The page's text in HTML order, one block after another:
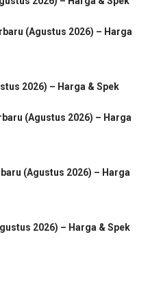
(Agustus 2026) – Harga
2026) – Harga & Spek
(Agustus 2026) – Harga
(Agustus 2026) – Harga
2026) – Harga & Spek